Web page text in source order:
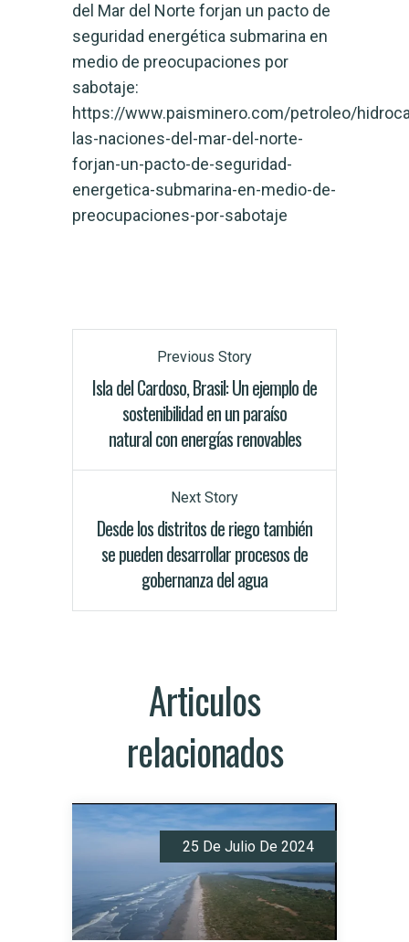
del Mar del Norte forjan un pacto de
seguridad energética submarina en
medio de preocupaciones por
sabotaje:
https://www.paisminero.com/petroleo/
las-naciones-del-mar-del-norte-
forjan-un-pacto-de-seguridad-
energetica-submarina-en-medio-de-
preocupaciones-por-sabotaje
Previous Story
Isla del Cardoso, Brasil: Un ejemplo de
sostenibilidad en un paraíso
natural con energías renovables
Next Story
Desde los distritos de riego también
se pueden desarrollar procesos de
gobernanza del agua
Articulos
relacionados
25 De Julio De 2024